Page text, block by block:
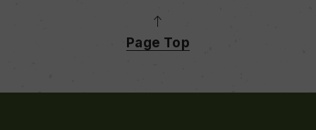
Page Top